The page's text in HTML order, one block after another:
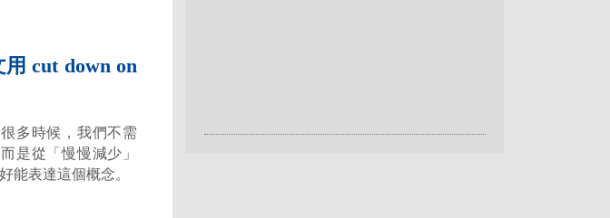
cut down on
多時候，我們不需
是從「慢慢減少」
能表達這個概念。